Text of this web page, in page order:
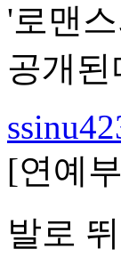
'로맨
공개된
[연예
발로